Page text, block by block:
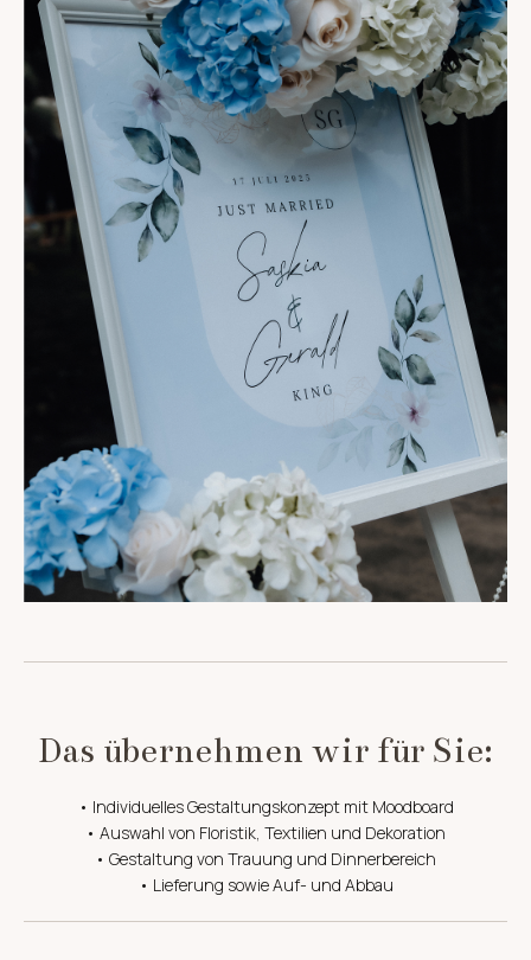
Das übernehmen wir für Sie:
• Individuelles Gestaltungskonzept mit Moodboard
• Auswahl von Floristik, Textilien und Dekoration
• Gestaltung von Trauung und Dinnerbereich
• Lieferung sowie Auf- und Abbau